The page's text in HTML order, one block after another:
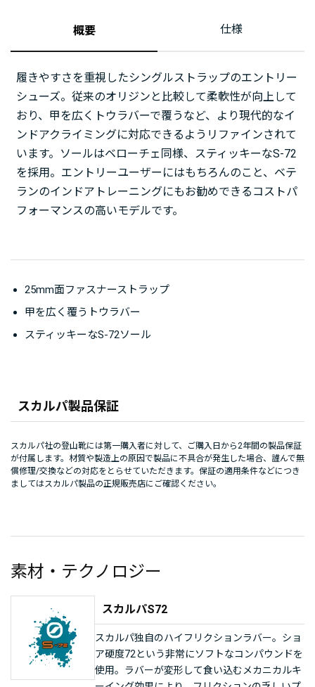
概要 仕様
履きやすさを重視したシングルストラップのエントリー
シューズ。従来のオリジンと比較して柔軟性が向上して
おり、甲を広くトウラバーで覆うなど、より現代的なイ
ンドアクライミングに対応できるようリファインされて
います。ソールはベローチェ同様、スティッキーなS-72
を採用。エントリーユーザーにはもちろんのこと、ベテ
ランのインドアトレーニングにもお勧めできるコストパ
フォーマンスの高いモデルです。
スカルパ製品保証
スカルパ社の登山靴には第一購入者に対して、ご購入日から2年間の製品保証
が付属します。材質や製造上の原因で製品に不具合が発生した場合、謹んで無
償修理/交換などの対応をとらせていただきます。保証の適用条件などにつき
ましてはスカルパ製品の正規販売店にご確認ください。
25mm面ファスナーストラップ
甲を広く覆うトウラバー
スティッキーなS-72ソール
素材・テクノロジー
スカルパS72
スカルパ独自のハイフリクションラバー。ショ
ア硬度72という非常にソフトなコンパウンドを
使用。ラバーが変形して食い込むメカニカルキ